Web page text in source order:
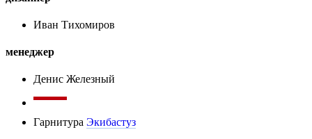
Иван Тихомиров
менеджер
Денис Железный
Гарнитура Экибастуз